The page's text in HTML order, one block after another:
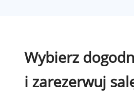
Wybierz
i zarezerwuj